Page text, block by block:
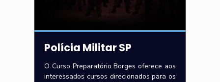
Polícia Militar SP
O Curso Preparatório Borges oferece aos
interessados cursos direcionados para os